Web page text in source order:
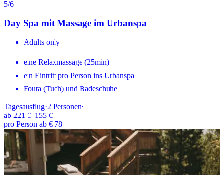
5/6
Day Spa mit Massage im Urbanspa
Adults only
eine Relaxmassage (25min)
ein Eintritt pro Person ins Urbanspa
Fouta (Tuch) und Badeschuhe
Tagesausflug·2 Personen·
ab 221 € 155 €
pro Person ab € 78